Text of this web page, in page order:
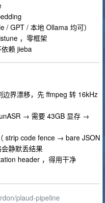
/ GPT / 本地 Ollama 均可）
，零框架
赖 jieba
界漂移，先 ffmpeg 转 16kHz
→ 需要 43GB 显存 →
strip code fence → bare JSON
静默丢结果
header ，得用干净
plaud-pipeline